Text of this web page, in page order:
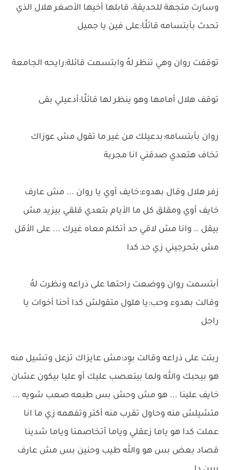
وسارت متجهة للحديقة، قابلها أخيها الأصغر هلال الذي
تحدث بأبتسامه قائلًا:على فين يا جميل
توقفت روان وهي تنظر لهُ وابتسمت قائلة:رايحه الجامعة
توقف هلال أمامها وهو ينظر لها قائلًا:أدعيلي بقى
روان بأبتسامه:بدعيلك من غير ما تقول مش عوزاك
تخاف هتعدي صدقني انا مجربة
زفر هلال وقال بهدوء:خايف أوي يا روان ... مش عارف
خايف أوي ومقلق كل ما الأيام بتعدي قلقي بيزيد مش
بيقل .. وانا مش لاقي حد أتكلم معاه غيرك ... على الأقل
مش بتحرجيني زي حد كدا
أبتسمت روان ووضعت راحتها على ذراعه ونظرت لهُ
وقالت بهدوء وحب:يا هلول متقولش كدا أحنا أخوات يا
راجل
ربتت على ذراعه وقالت بوِد:مش عايزاك تزعل وتشيل منه
هو بيحبك والله ولما بيتعصب عليك أو عليا بيكون عشان
خايف علينا ... هو مش وحش بس طبعه صعب شويه ...
متشيلش منه وحاول تقرب منه أكتر وتفهمه زي ما انا
عملت كدا هو ياما زعقلي وياما أتخاصمنا وياما شدينا
قصاد بعض بس هو والله طيب وحنين بس مش عارف